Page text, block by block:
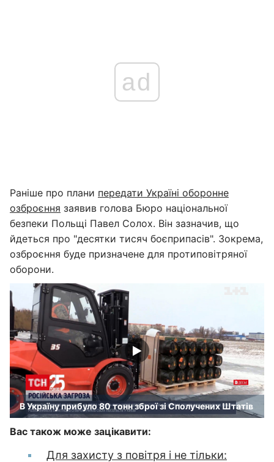
ad
Раніше про плани передати Україні оборонне
озброєння заявив голова Бюро національної
безпеки Польщі Павел Солох. Він зазначив, що
йдеться про "десятки тисяч боєприпасів". Зокрема,
озброєння буде призначене для протиповітряної
оборони.
В Україну прибуло 80 тонн зброї зі Сполучених Штатів
Вас також може зацікавити:
Для захисту з повітря і не тільки: